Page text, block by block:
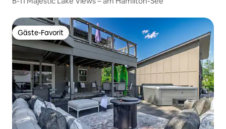
Gäste-Favorit
Gäste-Favorit